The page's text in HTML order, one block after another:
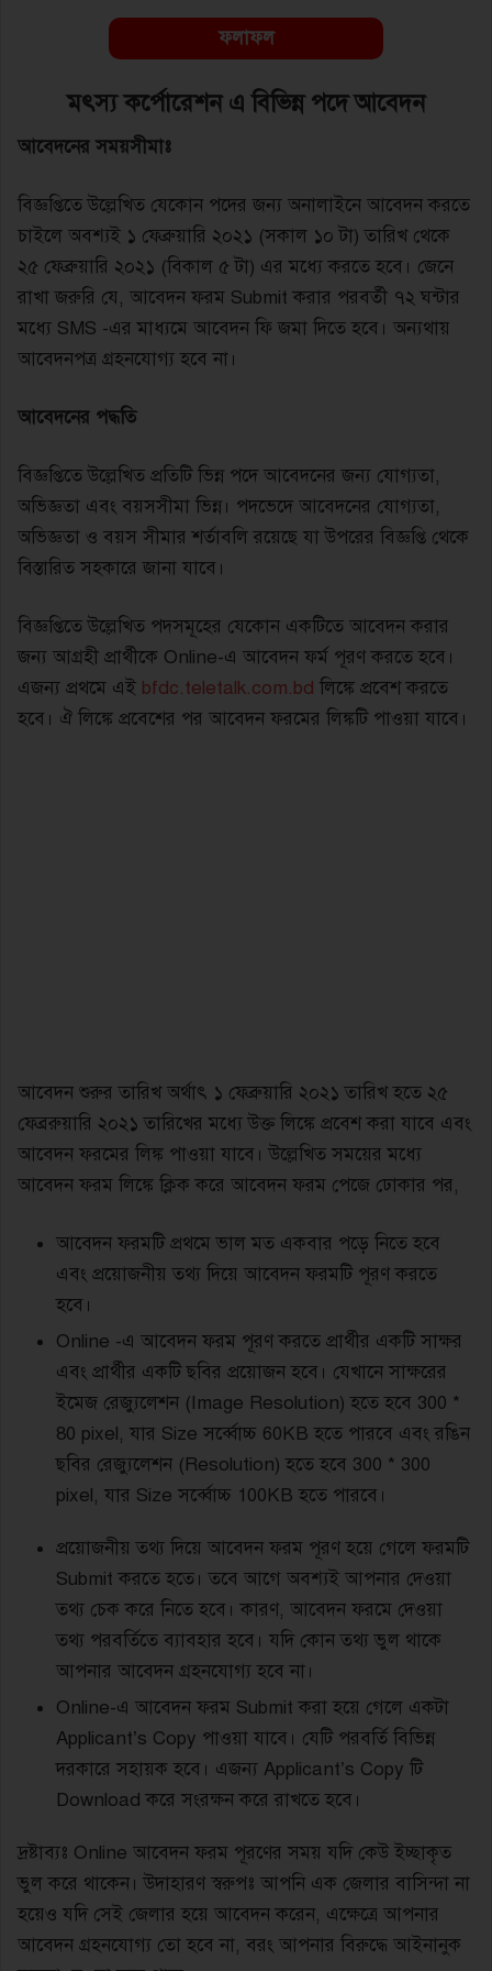
ফলাফল
মৎস্য কর্পোরেশন এ বিভিন্ন পদে আবেদন
আবেদনের সময়সীমাঃ
বিজ্ঞপ্তিতে উল্লেখিত যেকোন পদের জন্য অনালাইনে আবেদন করতে
চাইলে অবশ্যই ১ ফেব্রুয়ারি ২০২১ (সকাল ১০ টা) তারিখ থেকে
২৫ ফেব্রুয়ারি ২০২১ (বিকাল ৫ টা) এর মধ্যে করতে হবে। জেনে
রাখা জরুরি যে, আবেদন ফরম Submit করার পরবর্তী ৭২ ঘন্টার
মধ্যে SMS -এর মাধ্যমে আবেদন ফি জমা দিতে হবে। অন্যথায়
আবেদনপত্র গ্রহনযোগ্য হবে না।
আবেদনের পদ্ধতি
বিজ্ঞপ্তিতে উল্লেখিত প্রতিটি ভিন্ন পদে আবেদনের জন্য যোগ্যতা,
অভিজ্ঞতা এবং বয়সসীমা ভিন্ন। পদভেদে আবেদনের যোগ্যতা,
অভিজ্ঞতা ও বয়স সীমার শর্তাবলি রয়েছে যা উপরের বিজ্ঞপ্তি থেকে
বিস্তারিত সহকারে জানা যাবে।
বিজ্ঞপ্তিতে উল্লেখিত পদসমূহের যেকোন একটিতে আবেদন করার
জন্য আগ্রহী প্রার্থীকে Online-এ আবেদন ফর্ম পূরণ করতে হবে।
এজন্য প্রথমে এই bfdc.teletalk.com.bd লিঙ্কে প্রবেশ করতে
হবে। ঐ লিঙ্কে প্রবেশের পর আবেদন ফরমের লিঙ্কটি পাওয়া যাবে।
আবেদন শুরুর তারিখ অর্থাৎ ১ ফেব্রুয়ারি ২০২১ তারিখ হতে ২৫
ফেব্ররুয়ারি ২০২১ তারিখের মধ্যে উক্ত লিঙ্কে প্রবেশ করা যাবে এবং
আবেদন ফরমের লিঙ্ক পাওয়া যাবে। উল্লেখিত সময়ের মধ্যে
আবেদন ফরম লিঙ্কে ক্লিক করে আবেদন ফরম পেজে ঢোকার পর,
আবেদন ফরমটি প্রথমে ভাল মত একবার পড়ে নিতে হবে
এবং প্রয়োজনীয় তথ্য দিয়ে আবেদন ফরমটি পূরণ করতে
হবে।
Online -এ আবেদন ফরম পূরণ করতে প্রার্থীর একটি সাক্ষর
এবং প্রার্থীর একটি ছবির প্রয়োজন হবে। যেখানে সাক্ষরের
ইমেজ রেজ্যুলেশন (Image Resolution) হতে হবে 300 *
80 pixel, যার Size সর্ব্বোচ্চ 60KB হতে পারবে এবং রঙিন
ছবির রেজ্যুলেশন (Resolution) হতে হবে 300 * 300
pixel, যার Size সর্ব্বোচ্চ 100KB হতে পারবে।
প্রয়োজনীয় তথ্য দিয়ে আবেদন ফরম পূরণ হয়ে গেলে ফরমটি
Submit করতে হতে। তবে আগে অবশ্যই আপনার দেওয়া
তথ্য চেক করে নিতে হবে। কারণ, আবেদন ফরমে দেওয়া
তথ্য পরবর্তিতে ব্যাবহার হবে। যদি কোন তথ্য ভুল থাকে
আপনার আবেদন গ্রহনযোগ্য হবে না।
Online-এ আবেদন ফরম Submit করা হয়ে গেলে একটা
Applicant’s Copy পাওয়া যাবে। যেটি পরবর্তি বিভিন্ন
দরকারে সহায়ক হবে। এজন্য Applicant’s Copy টি
Download করে সংরক্ষন করে রাখতে হবে।
দ্রষ্টাব্যঃ Online আবেদন ফরম পূরণের সময় যদি কেউ ইচ্ছাকৃত
ভুল করে থাকেন। উদাহারণ স্বরুপঃ আপনি এক জেলার বাসিন্দা না
হয়েও যদি সেই জেলার হয়ে আবেদন করেন, এক্ষেত্রে আপনার
আবেদন গ্রহনযোগ্য তো হবে না, বরং আপনার বিরুদ্ধে আইনানুক